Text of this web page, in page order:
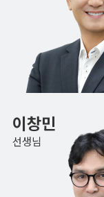
이창민
선생님